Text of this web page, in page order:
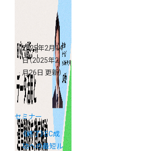
2025年2月14
日（2025年2
月26日 更新）
セミナー
《終了》EC成
功への最短ル